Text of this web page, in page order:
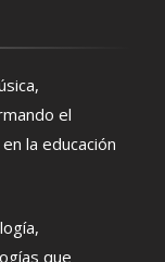
el
la educación
que